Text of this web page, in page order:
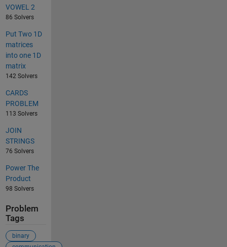
VOWEL 2
86 Solvers
Put Two 1D
matrices
into one 1D
matrix
142 Solvers
CARDS
PROBLEM
113 Solvers
JOIN
STRINGS
76 Solvers
Power The
Product
98 Solvers
Problem
Tags
binary